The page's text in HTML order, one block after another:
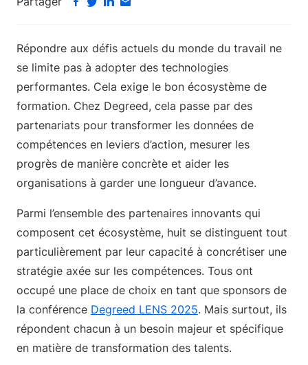
Répondre aux défis actuels du monde du travail ne
se limite pas à adopter des technologies
performantes. Cela exige le bon écosystème de
formation. Chez Degreed, cela passe par des
partenariats pour transformer les données de
compétences en leviers d’action, mesurer les
progrès de manière concrète et aider les
organisations à garder une longueur d’avance.
Parmi l’ensemble des partenaires innovants qui
composent cet écosystème, huit se distinguent tout
particulièrement par leur capacité à concrétiser une
stratégie axée sur les compétences. Tous ont
occupé une place de choix en tant que sponsors de
la conférence Degreed LENS 2025. Mais surtout, ils
répondent chacun à un besoin majeur et spécifique
en matière de transformation des talents.